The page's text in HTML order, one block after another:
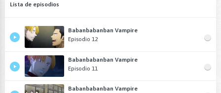
Lista de episodios
Babanbabanban Vampire
Episodio 12
Babanbabanban Vampire
Episodio 11
Babanbabanban Vampire